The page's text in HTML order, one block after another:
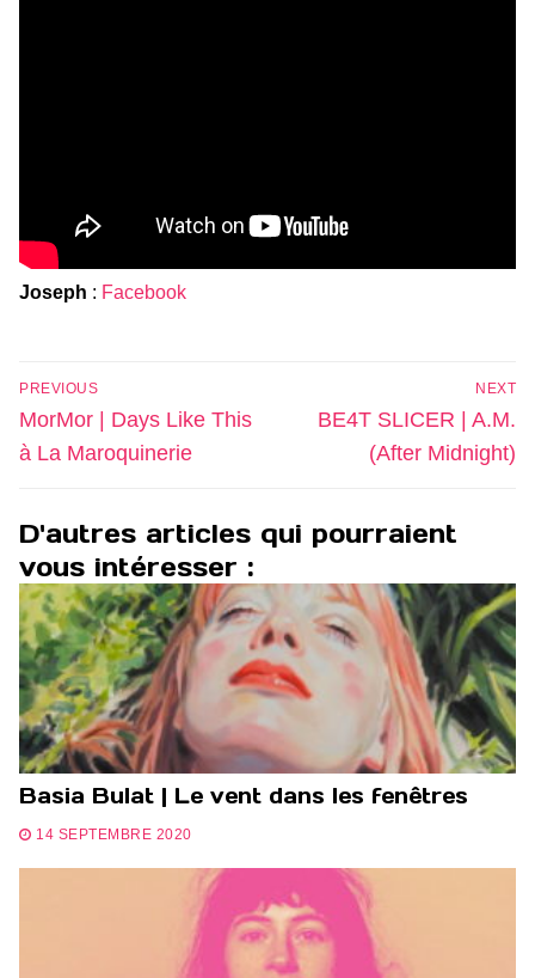
Joseph : Facebook
Navigation
de
l’article
PREVIOUS
Previous
post:
MorMor | Days Like This
à La Maroquinerie
NEXT
Next
BE4T SLICER | A.M.
(After Midnight)
D'autres articles qui pourraient
vous intéresser :
Basia Bulat | Le vent dans les fenêtres
14 SEPTEMBRE 2020